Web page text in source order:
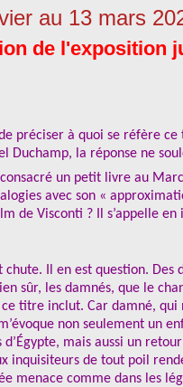
au 13 mars
de l'exposition
préciser à quoi se réfère
Duchamp, la réponse ne
un petit livre au
avec son «
de Visconti ? Il s’appelle
chute. Il en est question. Des
sûr, les damnés, que le
titre inclut. Car damné, qui
non seulement un
d’Égypte, mais aussi un
inquisiteurs de tout poil
menace comme dans les